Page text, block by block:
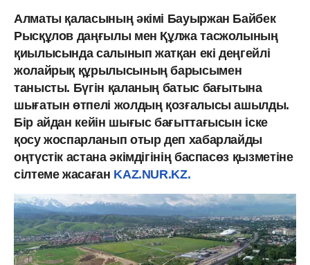
Алматы қаласының әкімі Бауыржан Байбек
Рысқұлов даңғылы мен Құлжа тасжолының
қиылысында салынып жатқан екі деңгейлі
жолайрық құрылысының барысымен
танысты. Бүгін қаланың батыс бағытына
шығатын өтпелі жолдың қозғалысы ашылды.
Бір айдан кейін шығыс бағыттағысын іске
қосу жоспарланып отыр деп хабарлайды
оңтүстік астана әкімдігінің баспасөз қызметіне
сілтеме жасаған KAZ.NUR.KZ.